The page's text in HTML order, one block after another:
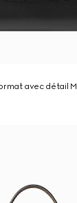
avec détail